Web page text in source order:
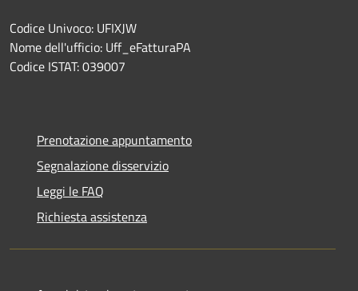
Codice Univoco: UFIXJW
Nome dell'ufficio: Uff_eFatturaPA
Codice ISTAT: 039007
Prenotazione appuntamento
Segnalazione disservizio
Leggi le FAQ
Richiesta assistenza